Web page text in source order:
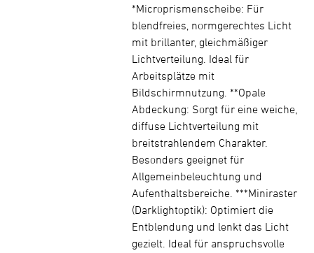
*Microprismenscheibe: Für
blendfreies, normgerechtes Licht
mit brillanter, gleichmäßiger
Lichtverteilung. Ideal für
Arbeitsplätze mit
Bildschirmnutzung. **Opale
Abdeckung: Sorgt für eine weiche,
diffuse Lichtverteilung mit
breitstrahlendem Charakter.
Besonders geeignet für
Allgemeinbeleuchtung und
Aufenthaltsbereiche. ***Miniraster
(Darklightoptik): Optimiert die
Entblendung und lenkt das Licht
gezielt. Ideal für anspruchsvolle